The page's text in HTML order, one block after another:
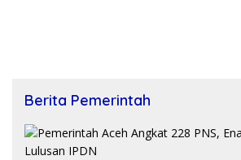
Berita Pemerintah